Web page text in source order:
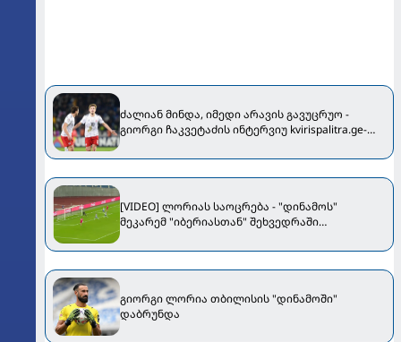
ძალიან მინდა, იმედი არავის გავუცრუო -
გიორგი ჩაკვეტაძის ინტერვიუ kvirispalitra.ge-
[VIDEO] ლორიას საოცრება - "დინამოს"
მეკარემ "იბერიასთან" შეხვედრაში
გიორგი ლორია თბილისის "დინამოში"
დაბრუნდა